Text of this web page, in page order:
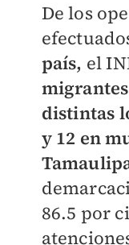
De los
país, el
distintas
y 12 en
86.5 por